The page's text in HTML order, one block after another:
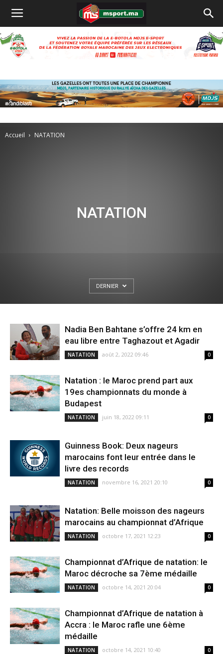
Accueil NATATION
NATATION
DERNIER
Nadia Ben Bahtane s’offre 24 km en
eau libre entre Taghazout et Agadir
NATATION août 2, 2022 09:46 0
Natation : le Maroc prend part aux
19es championnats du monde à
Budapest
NATATION juin 18, 2022 09:11 0
Guinness Book: Deux nageurs
marocains font leur entrée dans le
livre des records
NATATION novembre 16, 2021 20:10 0
Natation: Belle moisson des nageurs
marocains au championnat d’Afrique
NATATION octobre 17, 2021 12:23 0
Championnat d’Afrique de natation: le
Maroc décroche sa 7ème médaille
NATATION octobre 14, 2021 20:04 0
Championnat d’Afrique de natation à
Accra : le Maroc rafle une 6ème
médaille
NATATION octobre 14, 2021 10:40 0